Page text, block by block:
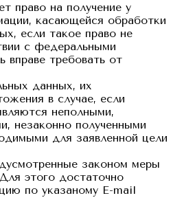
право на получение у
касающейся обработки
если такое право не
с федеральными
вправе требовать от
данных, их
в случае, если
неполными,
незаконно полученными
для заявленной цели
законом меры
этого достаточно
по указаному E-mail